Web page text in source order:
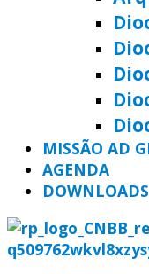
MISSÃO AD
AGENDA
DOWNLOADS